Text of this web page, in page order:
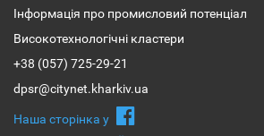
Інформація про промисловий потенціал
Високотехнологічні кластери
+38 (057) 725-29-21
dpsr@citynet.kharkiv.ua
Наша сторiнка у